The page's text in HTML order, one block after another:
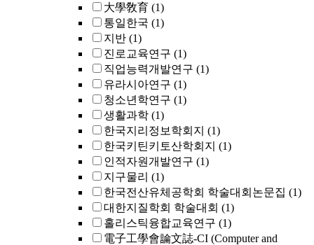
大學敎育 (1)
통일한국 (1)
지반 (1)
진로교육연구 (1)
직업능력개발연구 (1)
유라시아연구 (1)
청소년학연구 (1)
생활과학 (1)
한국지리정보학회지 (1)
한국키틴키토산학회지 (1)
인적자원개발연구 (1)
지구물리 (1)
한국전산유체공학회 학술대회논문집 (1)
대한지질학회 학술대회 (1)
홀리스틱융합교육연구 (1)
電子工學會論文誌-CI (Computer and